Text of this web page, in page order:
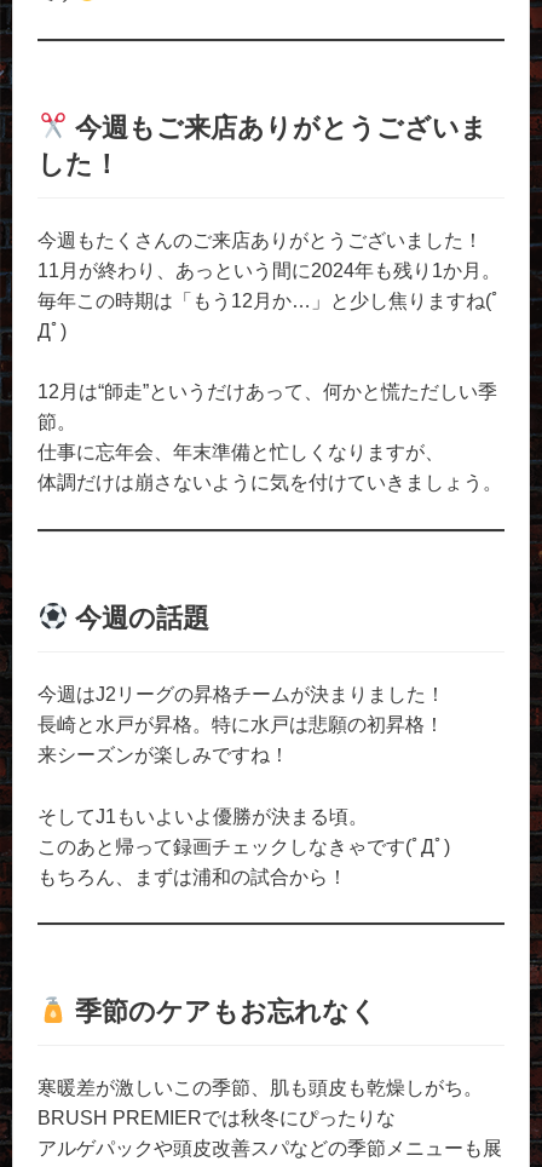
今週もご来店ありがとうございま
した！
今週もたくさんのご来店ありがとうございました！
11月が終わり、あっという間に2024年も残り1か月。
毎年この時期は「もう12月か…」と少し焦りますね(ﾟ
Дﾟ)
12月は“師走”というだけあって、何かと慌ただしい季
節。
仕事に忘年会、年末準備と忙しくなりますが、
体調だけは崩さないように気を付けていきましょう。
今週の話題
今週はJ2リーグの昇格チームが決まりました！
長崎と水戸が昇格。特に水戸は悲願の初昇格！
来シーズンが楽しみですね！
そしてJ1もいよいよ優勝が決まる頃。
このあと帰って録画チェックしなきゃです(ﾟДﾟ)
もちろん、まずは浦和の試合から！
季節のケアもお忘れなく
寒暖差が激しいこの季節、肌も頭皮も乾燥しがち。
BRUSH PREMIERでは秋冬にぴったりな
アルゲパックや頭皮改善スパなどの季節メニューも展